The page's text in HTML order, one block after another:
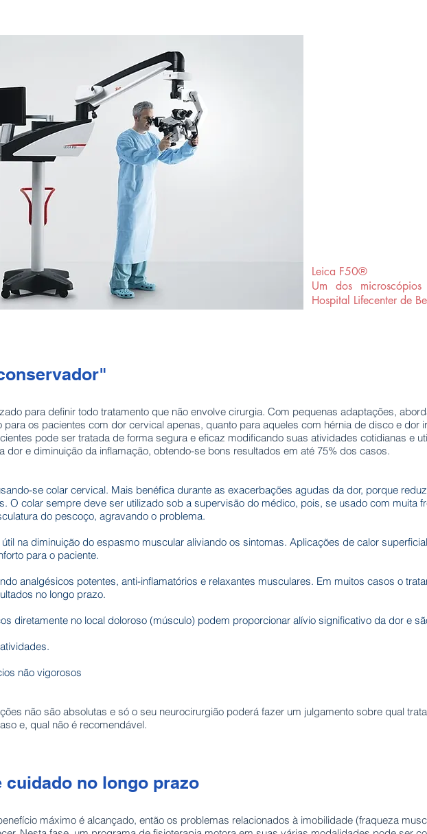
Leica F50®
Um dos
Hospital Lifecenter de
para definir todo tratamento que não envolve cirurgia. Com pequenas adaptações,
para os pacientes com dor cervical apenas, quanto para aqueles com hérnia de disco e dor
pode ser tratada de forma segura e eficaz modificando suas atividades cotidianas e
dor e diminuição da inflamação, obtendo-se bons resultados em até 75% dos casos.
se colar cervical. Mais benéfica durante as exacerbações agudas da dor, porque
O colar sempre deve ser utilizado sob a supervisão do médico, pois, se usado com muita
do pescoço, agravando o problema.
na diminuição do espasmo muscular aliviando os sintomas. Aplicações de calor
para o paciente.
analgésicos potentes, anti-inflamatórios e relaxantes musculares. Em muitos casos o
no longo prazo.
diretamente no local doloroso (músculo) podem proporcionar alívio significativo da dor e
não vigorosos
não são absolutas e só o seu neurocirurgião poderá fazer um julgamento sobre qual
e, qual não é recomendável.
cuidado no longo prazo
máximo é alcançado, então os problemas relacionados à imobilidade (fraqueza